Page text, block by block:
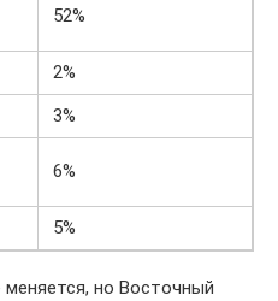
52%
2%
3%
6%
5%
но Восточный